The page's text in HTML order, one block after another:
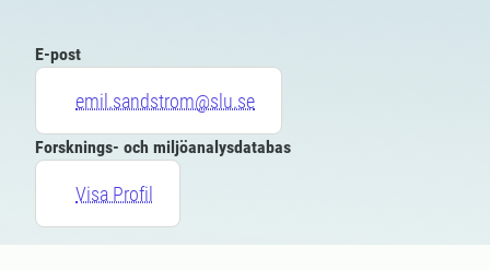
E-post
emil.sandstrom@slu.se
Forsknings- och miljöanalysdatabas
Visa Profil